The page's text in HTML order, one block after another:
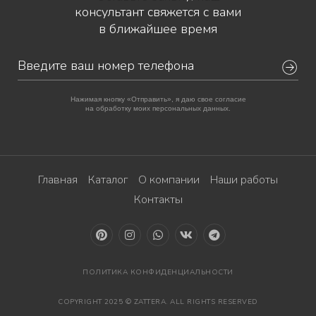
консультант свяжется с вами
в ближайшее время
Нажимая кнопку «Отправить», я даю свое согласие
на обработку моих персональных данных.
Главная Каталог О компании
Наши работы
Контакты
ПОЛИТИКА КОНФИДЕНЦИАЛЬНОСТИ
COPYRIGHT 2025 © ZATTERA. ALL RIGHTS RESERVED